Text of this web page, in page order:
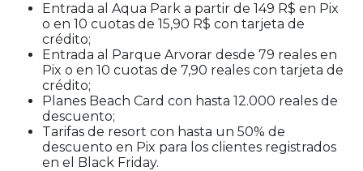
Entrada al Aqua Park a partir de 149 R$ en Pix
o en 10 cuotas de 15,90 R$ con tarjeta de
crédito;
Entrada al Parque Arvorar desde 79 reales en
Pix o en 10 cuotas de 7,90 reales con tarjeta de
crédito;
Planes Beach Card con hasta 12.000 reales de
descuento;
Tarifas de resort con hasta un 50% de
descuento en Pix para los clientes registrados
en el Black Friday.